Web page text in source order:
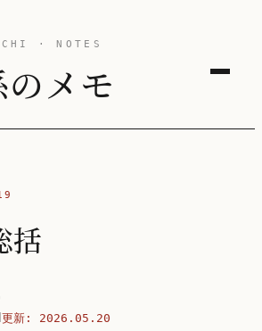
· NOTES
メモ
括
更新: 2026.05.20